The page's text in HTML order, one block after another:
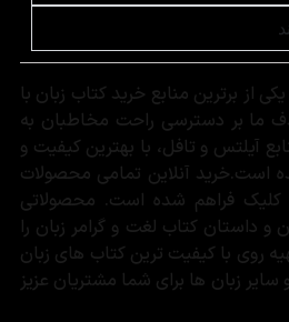
از برترین منابع خرید کتاب زبان با
ما بر دسترسی راحت مخاطبان به
آیلتس و تافل، با بهترین کیفیت و
است.خرید آنلاین تمامی محصولات
کلیک فراهم شده است. محصولاتی
و داستان کتاب لغت و گرامر زبان را
روی با کیفیت ترین کتاب های زبان
سایر زبان ها برای شما مشتریان عزیز